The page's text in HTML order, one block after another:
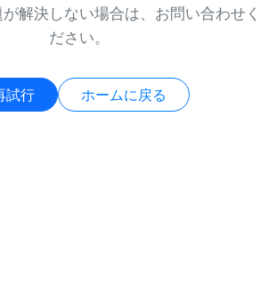
解決しない場合は、お問い合わせく
ださい。
試行 ホームに戻る